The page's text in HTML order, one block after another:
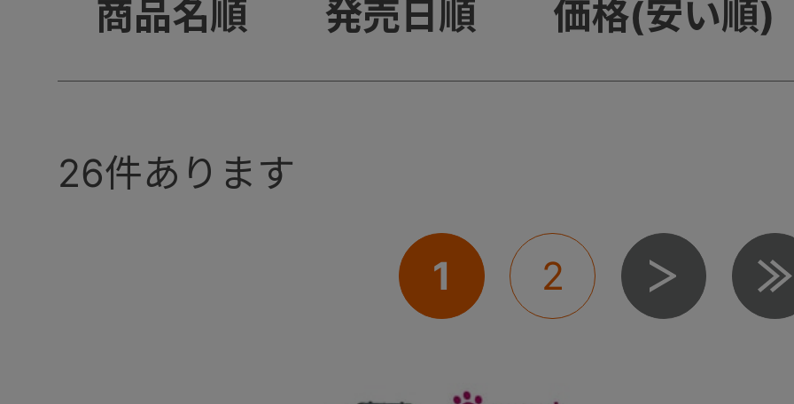
商品名順 発売日順 価格(安い順)
26件あります
1 2